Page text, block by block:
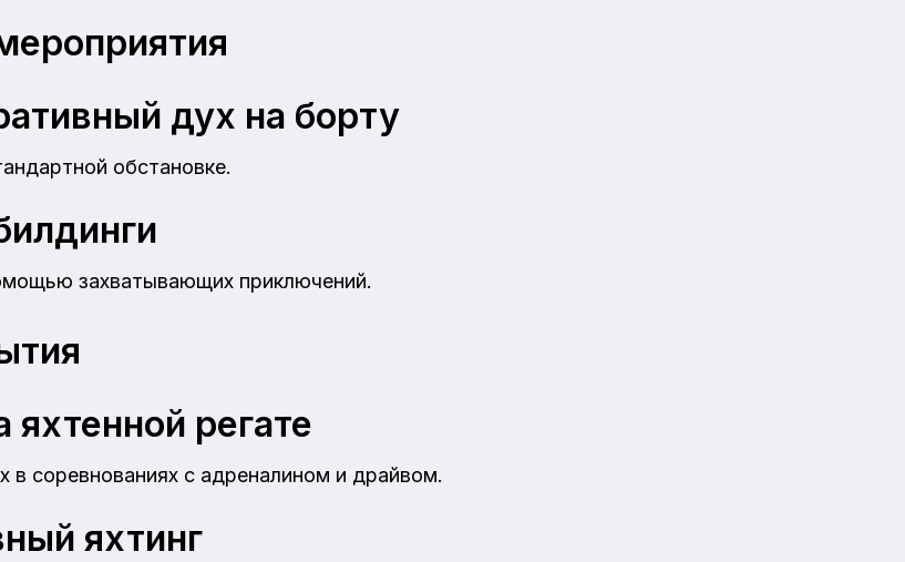
дух на борту
обстановке.
захватывающих приключений.
яхтенной регате
соревнованиях с адреналином и драйвом.
яхтинг